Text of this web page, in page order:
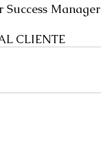
Manager
CLIENTE